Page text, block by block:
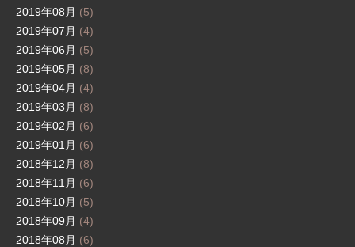
2019年08月 (5)
2019年07月 (4)
2019年06月 (5)
2019年05月 (8)
2019年04月 (4)
2019年03月 (8)
2019年02月 (6)
2019年01月 (6)
2018年12月 (8)
2018年11月 (6)
2018年10月 (5)
2018年09月 (4)
2018年08月 (6)